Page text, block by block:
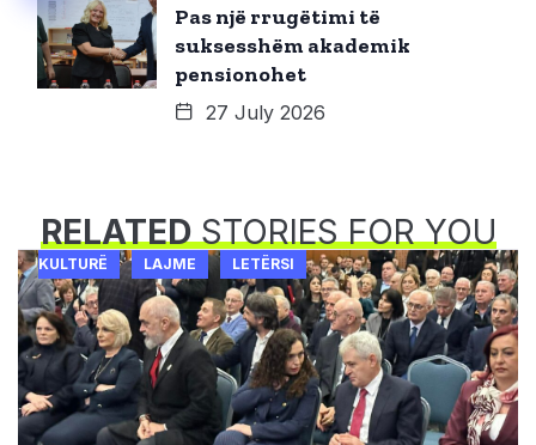
Pas një rrugëtimi të
suksesshëm akademik
pensionohet
27 July 2026
RELATEDSTORIES FOR YOU
KULTURË LAJME LETËRSI